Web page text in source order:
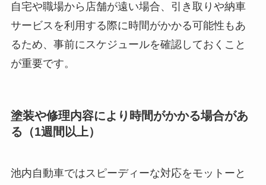
自宅や職場から店舗が遠い場合、引き取りや納車
サービスを利用する際に時間がかかる可能性もあ
るため、事前にスケジュールを確認しておくこと
が重要です。
塗装や修理内容により時間がかかる場合があ
る（1週間以上）
池内自動車ではスピーディーな対応をモットーと